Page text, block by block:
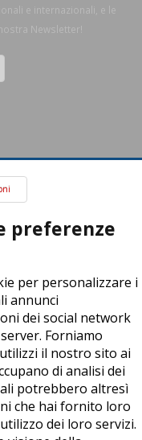
e internazionali, e le
Newsletter!
tutti gli amanti di questo
preferenze
per personalizzare i
annunci
dei social network
Forniamo
il nostro sito ai
di analisi dei
potrebbero altresì
che hai fornito loro
dei loro servizi.
(BS) - P. Iva:
byDynDevice
Accessibilità Sitemap